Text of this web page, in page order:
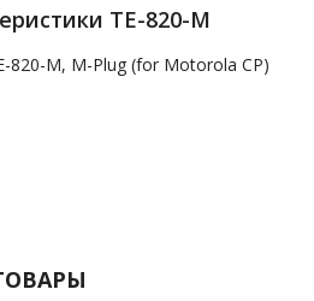
TE-820-M
820-M, M-Plug (for Motorola CP)